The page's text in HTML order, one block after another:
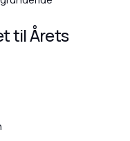
til Årets